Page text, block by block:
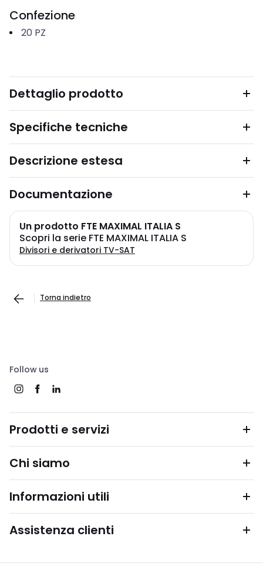
Confezione
20 PZ
Dettaglio prodotto
Specifiche tecniche
Descrizione estesa
Documentazione
Un prodotto FTE MAXIMAL ITALIA S
Scopri la serie FTE MAXIMAL ITALIA S
Divisori e derivatori TV-SAT
Torna indietro
Follow us
Prodotti e servizi
Chi siamo
Informazioni utili
Assistenza clienti